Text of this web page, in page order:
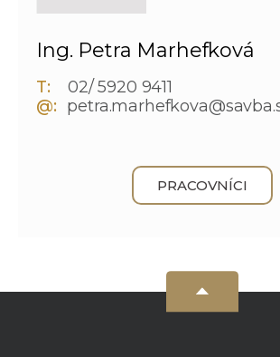
Ing. Petra Marhefková
T:
02/ 5920 9411
@:
PRACOVNÍCI